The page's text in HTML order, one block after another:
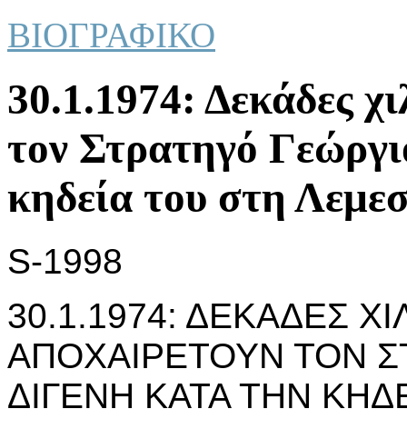
ΒΙΟΓΡΑΦΙΚΟ
30.1.1974: Δεκάδες
τον Στρατηγό
κηδεία του στη
S-1998
30.1.1974: ΔΕΚΑΔΕΣ
ΑΠΟΧΑΙΡΕΤΟΥΝ ΤΟΝ
ΔΙΓΕΝΗ ΚΑΤΑ ΤΗΝ